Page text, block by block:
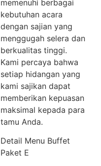
memenuhi berbagai
kebutuhan acara
dengan sajian yang
menggugah selera dan
berkualitas tinggi.
Kami percaya bahwa
setiap hidangan yang
kami sajikan dapat
memberikan kepuasan
maksimal kepada para
tamu Anda.
Detail Menu Buffet
Paket E